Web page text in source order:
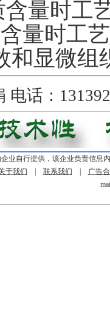
含量时工
量时工
和显微
电话：
业自行提供，该企业负责信息
于我们
联系我们
广告